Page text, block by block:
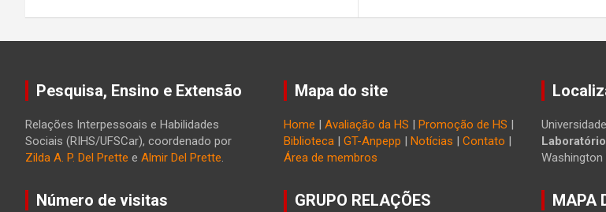
Post
Pesquisa, Ensino e Extensão
Relações Interpessoais e Habilidades
Sociais (RIHS/UFSCar), coordenado por
Zilda A. P. Del Prette e Almir Del Prette
Número de visitas
Mapa do site
Home | Avaliação da HS | Promoção de HS |
Biblioteca | GT-Anpepp | Notícias | Contato |
Área de membros
GRUPO RELAÇÕES
Washington
MAPA